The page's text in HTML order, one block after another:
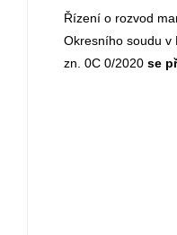
Řízení o rozvod
Okresního soudu v
zn. 0C 0/2020 se